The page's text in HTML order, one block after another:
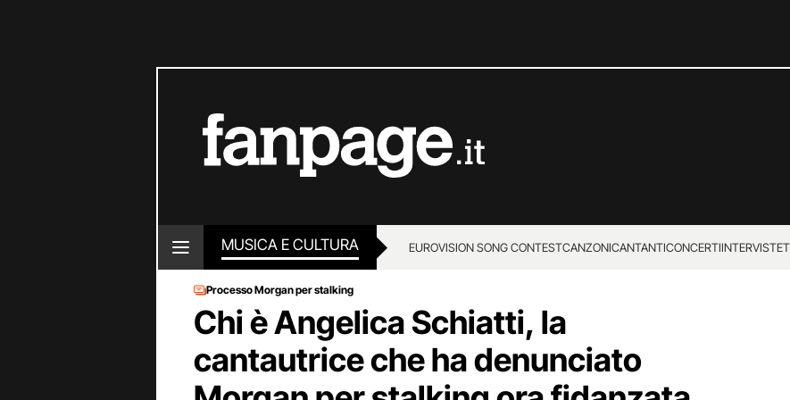
MUSICA E CULTURA EUROVISION SONG CONTESTCANZONICANTANTICONCERTIINTERVISTE
Processo Morgan per stalking
Chi è Angelica Schiatti, la
cantautrice che ha denunciato